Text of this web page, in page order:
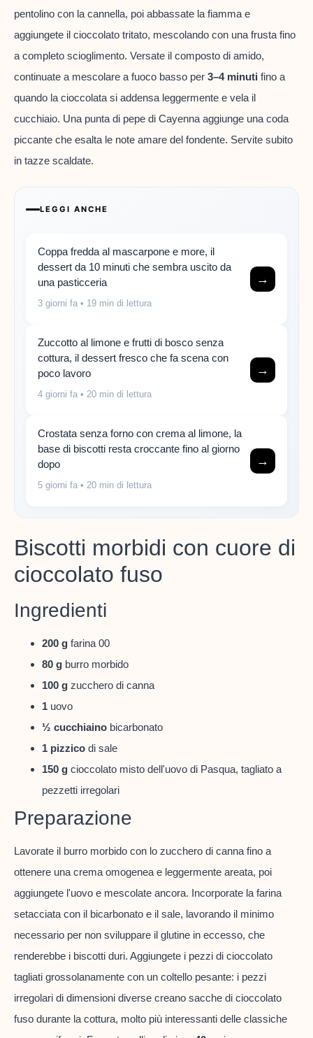
pentolino con la cannella, poi abbassate la fiamma e
aggiungete il cioccolato tritato, mescolando con una frusta fino
a completo scioglimento. Versate il composto di amido,
continuate a mescolare a fuoco basso per 3–4 minuti fino a
quando la cioccolata si addensa leggermente e vela il
cucchiaio. Una punta di pepe di Cayenna aggiunge una coda
piccante che esalta le note amare del fondente. Servite subito
in tazze scaldate.
LEGGI ANCHE
Coppa fredda al mascarpone e more, il
dessert da 10 minuti che sembra uscito da
una pasticceria
3 giorni fa • 19 min di lettura
→
Zuccotto al limone e frutti di bosco senza
cottura, il dessert fresco che fa scena con
poco lavoro
4 giorni fa • 20 min di lettura
→
Crostata senza forno con crema al limone, la
base di biscotti resta croccante fino al giorno
dopo
5 giorni fa • 20 min di lettura
→
Biscotti morbidi con cuore di
cioccolato fuso
Ingredienti
200 g farina 00
80 g burro morbido
100 g zucchero di canna
1 uovo
½ cucchiaino bicarbonato
1 pizzico di sale
150 g cioccolato misto dell'uovo di Pasqua, tagliato a
pezzetti irregolari
Preparazione
Lavorate il burro morbido con lo zucchero di canna fino a
ottenere una crema omogenea e leggermente areata, poi
aggiungete l'uovo e mescolate ancora. Incorporate la farina
setacciata con il bicarbonato e il sale, lavorando il minimo
necessario per non sviluppare il glutine in eccesso, che
renderebbe i biscotti duri. Aggiungete i pezzi di cioccolato
tagliati grossolanamente con un coltello pesante: i pezzi
irregolari di dimensioni diverse creano sacche di cioccolato
fuso durante la cottura, molto più interessanti delle classiche